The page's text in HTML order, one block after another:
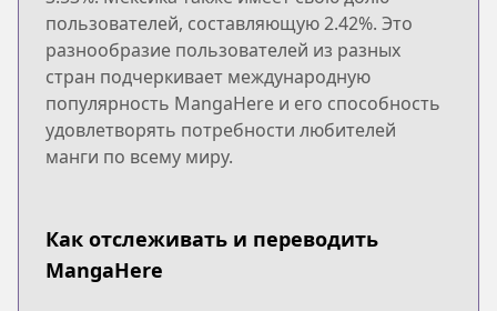
пользователей, составляющую 2.42%. Это
разнообразие пользователей из разных
стран подчеркивает международную
популярность MangaHere и его способность
удовлетворять потребности любителей
манги по всему миру.
Как отслеживать и переводить
MangaHere